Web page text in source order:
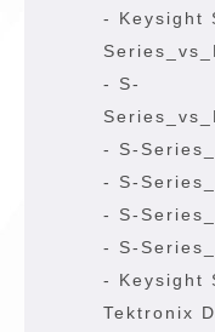
- Keysight
- S-
- S-
- S-
- S-
- S-
- Keysight
Tektronix